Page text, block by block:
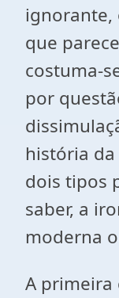
ignorante,
que
costuma-
por
história
dois tipos
saber, a
moderna
A primeira